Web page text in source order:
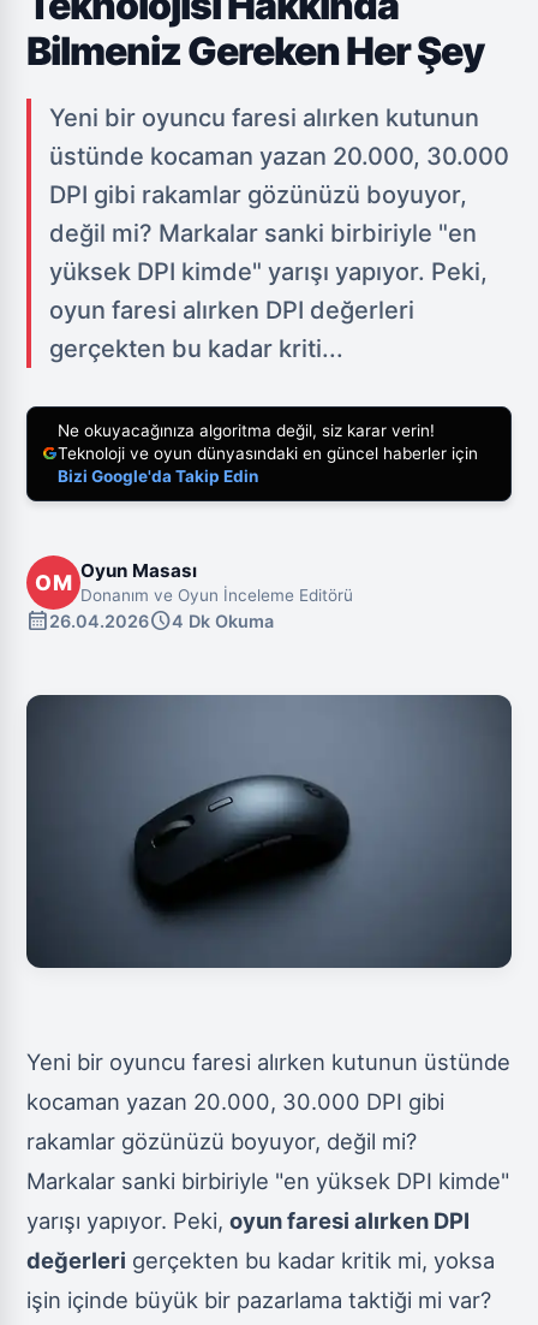
Bilmeniz Gereken Her Şey
Yeni bir oyuncu faresi alırken kutunun
üstünde kocaman yazan 20.000, 30.000
DPI gibi rakamlar gözünüzü boyuyor,
değil mi? Markalar sanki birbiriyle "en
yüksek DPI kimde" yarışı yapıyor. Peki,
oyun faresi alırken DPI değerleri
gerçekten bu kadar kriti...
Ne okuyacağınıza algoritma değil, siz karar verin!
Teknoloji ve oyun dünyasındaki en güncel haberler için
Bizi Google'da Takip Edin
OM Oyun Masası
Donanım ve Oyun İnceleme Editörü
calendar_month26.04.2026schedule4 Dk Okuma
Yeni bir oyuncu faresi alırken kutunun üstünde
kocaman yazan 20.000, 30.000 DPI gibi
rakamlar gözünüzü boyuyor, değil mi?
Markalar sanki birbiriyle "en yüksek DPI kimde"
yarışı yapıyor. Peki,oyun faresi alırken DPI
değerleri gerçekten bu kadar kritik mi, yoksa
işin içinde büyük bir pazarlama taktiği mi var?